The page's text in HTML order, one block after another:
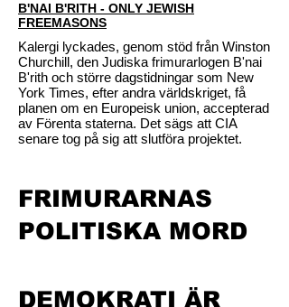
B'NAI B'RITH - ONLY JEWISH
FREEMASONS
Kalergi lyckades, genom stöd från Winston
Churchill, den Judiska frimurarlogen B'nai
B'rith och större dagstidningar som New
York Times, efter andra världskriget, få
planen om en Europeisk union, accepterad
av Förenta staterna. Det sägs att CIA
senare tog på sig att slutföra projektet.
FRIMURARNAS
POLITISKA MORD
DEMOKRATI ÄR